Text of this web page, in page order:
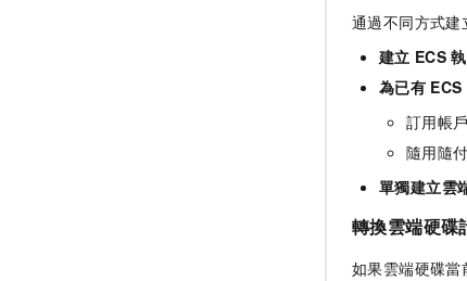
通過不同方式建
建立 ECS
為已有 ECS
訂用帳戶
隨用隨付
單獨建立雲
轉換雲端硬碟
如果雲端硬碟